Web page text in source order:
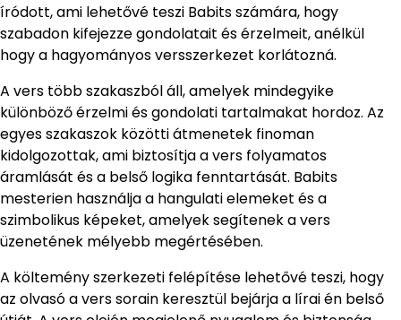
íródott, ami lehetővé teszi Babits számára, hogy
szabadon kifejezze gondolatait és érzelmeit, anélkül
hogy a hagyományos versszerkezet korlátozná.
A vers több szakaszból áll, amelyek mindegyike
különböző érzelmi és gondolati tartalmakat hordoz. Az
egyes szakaszok közötti átmenetek finoman
kidolgozottak, ami biztosítja a vers folyamatos
áramlását és a belső logika fenntartását. Babits
mesterien használja a hangulati elemeket és a
szimbolikus képeket, amelyek segítenek a vers
üzenetének mélyebb megértésében.
A költemény szerkezeti felépítése lehetővé teszi, hogy
az olvasó a vers sorain keresztül bejárja a lírai én belső